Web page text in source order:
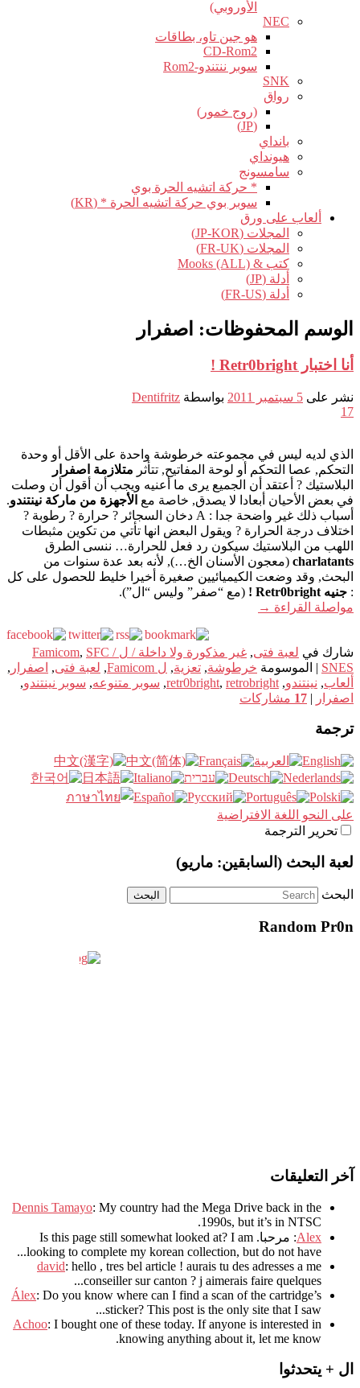
الأوروبي)
NEC
هو جين تاو، بطاقات
CD-Rom2
سوبر ننتندو-Rom2
SNK
رواق
(روج خمور)
(JP)
بانداي
هيونداي
سامسونج
* حركة اتشيه الحرة بوي
سوبر بوي حركة اتشيه الحرة * (KR)
ألعاب على ورق
المجلات (JP-KOR)
المجلات (FR-UK)
كتب & Mooks (ALL)
أدلة (JP)
أدلة (FR-US)
الوسم المحفوظات: اصفرار
أنا اختبار Retr0bright !
نشر على 5 سبتمبر 2011 بواسطة Dentifritz
17
الذي لديه ليس في مجموعته خرطوشة واحدة على الأقل أو وحدة
التحكم, عصا التحكم أو لوحة المفاتيح, تتأثر متلازمة اصفرار
البلاستيك ? أعتقد أن الجميع يرى ما أعنيه ويجب أن أقول أن وصلت
في بعض الأحيان أبعادا لا يصدق, خاصة مع الأجهزة من ماركة نينتندو.
أسباب ذلك غير واضحة جدا : A دخان السجائر ? حرارة ? رطوبة ?
اختلاف درجة الحرارة ? ويقول البعض انها تأتي من تكوين مثبطات
اللهب من البلاستيك سيكون رد فعل للحرارة… ننسى الطرق
charlatants (معجون الأسنان الخ…), لأنه بعد عدة سنوات من
البحث, وقد وضعت الكيميائيين صغيرة أخيرا خليط للحصول على كل
: جنيه Retr0bright !
(مع “صفر” وليس “ال”).
مواصلة القراءة →
شارك في لعبة فتى, غير مذكورة ولا داخلة / ل Famicom , SFC /
SNES
| الموسومة خرطوشة, تعزية, ل Famicom , لعبة فتى, اصفرار ,
ألعاب, نينتندو,
retr0bright, retrobright
, سوبر متنوعه, سوبر نينتندو,
اصفرار |
17 مشاركات
ترجمة
على النحو اللغة الافتراضية
تحرير الترجمة
لعبة البحث (السابقين: ماريو)
البحث
Random Pr0n
آخر التعليقات
Dennis Tamayo: My country had the Mega Drive back in the
1990s, but it’s in NTSC
.
Alex: مرحبا. Is this page still somewhat looked at? I am
looking to complete my korean collection, but do not have..
.
david: hello , tres bel article ! aurais tu des adresses a me
conseiller sur canton ? j aimerais faire quelques..
.
Álex: Do you know where can I find a scan of the cartridge’s
sticker? This post is the only site that I saw...
Achoo: I bought one of these today. If anyone is interested in
knowing anything about it, let me know.
ال + يتحدثوا